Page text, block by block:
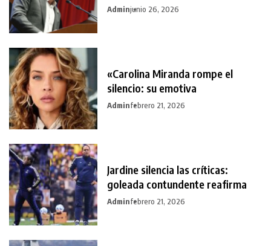
Adminjunio 26, 2026
«Carolina Miranda rompe el
silencio: su emotiva
Adminfebrero 21, 2026
Jardine silencia las críticas:
goleada contundente reafirma
Adminfebrero 21, 2026